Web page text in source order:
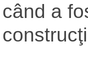
când a